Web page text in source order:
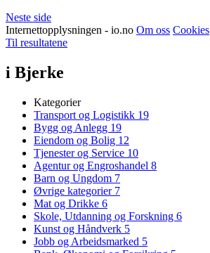
Neste side
Internettopplysningen - io.no Om oss Cookies
Til resultatene
i Bjerke
Kategorier
Transport og Logistikk 19
Bygg og Anlegg 19
Eiendom og Bolig 12
Tjenester og Service 10
Agentur og Engroshandel 8
Barn og Ungdom 7
Øvrige kategorier 7
Mat og Drikke 6
Skole, Utdanning og Forskning 6
Kunst og Håndverk 5
Jobb og Arbeidsmarked 5